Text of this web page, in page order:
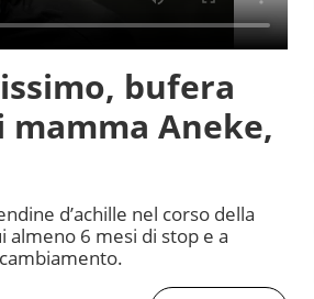
bufera
mamma Aneke,
d’achille nel corso della
6 mesi di stop e a